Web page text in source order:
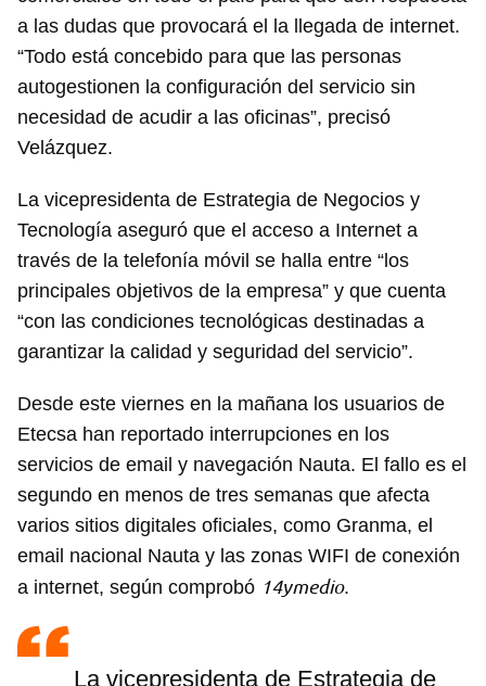
a las dudas que provocará el la llegada de internet.
“Todo está concebido para que las personas
autogestionen la configuración del servicio sin
necesidad de acudir a las oficinas”, precisó
Velázquez.
La vicepresidenta de Estrategia de Negocios y
Tecnología aseguró que el acceso a Internet a
través de la telefonía móvil se halla entre “los
principales objetivos de la empresa” y que cuenta
“con las condiciones tecnológicas destinadas a
garantizar la calidad y seguridad del servicio”.
Desde este viernes en la mañana los usuarios de
Etecsa han reportado interrupciones en los
servicios de email y navegación Nauta. El fallo es el
segundo en menos de tres semanas que afecta
varios sitios digitales oficiales, como Granma, el
email nacional Nauta y las zonas WIFI de conexión
a internet, según comprobó 14ymedio.
La vicepresidenta de Estrategia de